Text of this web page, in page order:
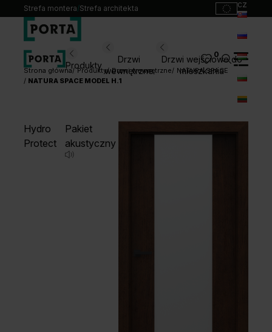
Strefa montera/Strefa architekta cz
hu
Produkty
Drzwi
wewnętrzne
Drzwi wejściowe do
mieszkania
0
Wybierz swoje drzwi
Katalogi
Kontakt
Strona główna Produkty Drzwi wewnętrzne
NATURA SPACE
NATURA SPACE MODEL H.1
Hydro
Protect
Pakiet
akustyczny